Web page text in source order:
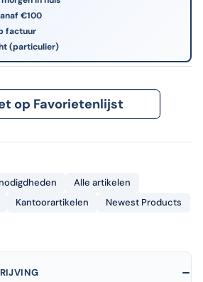
€100
factuur
(particulier)
op Favorietenlijst
Alle artikelen
Kantoorartikelen
Newest Products